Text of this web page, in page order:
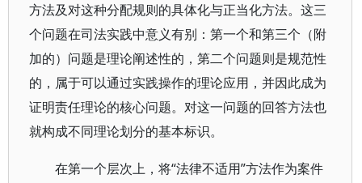
方法及对这种分配规则的具体化与正当化方法。这三
个问题在司法实践中意义有别：第一个和第三个（附
加的）问题是理论阐述性的，第二个问题则是规范性
的，属于可以通过实践操作的理论应用，并因此成为
证明责任理论的核心问题。对这一问题的回答方法也
就构成不同理论划分的基本标识。
在第一个层次上，将“法律不适用”方法作为案件